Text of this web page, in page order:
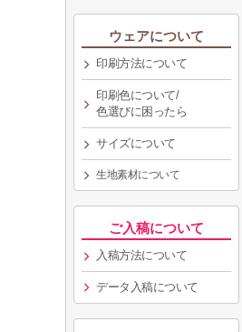
ウェアについて
印刷方法について
印刷色について/
色選びに困ったら
サイズについて
生地素材について
ご入稿について
入稿方法について
データ入稿について